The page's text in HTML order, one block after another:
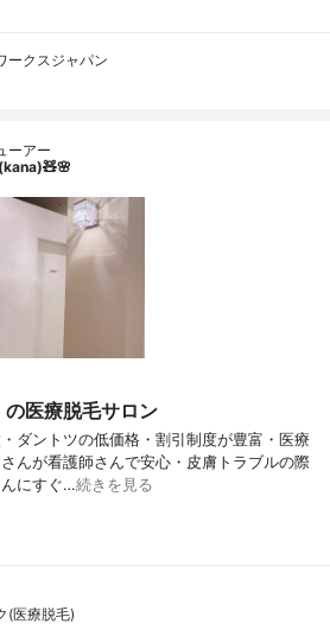
ークスジャパン
ーアー
医療脱毛サロン
ダントツの低価格・割引制度が豊富・医療
んが看護師さんで安心・皮膚トラブルの際
にすぐ…続きを見る
(医療脱毛)